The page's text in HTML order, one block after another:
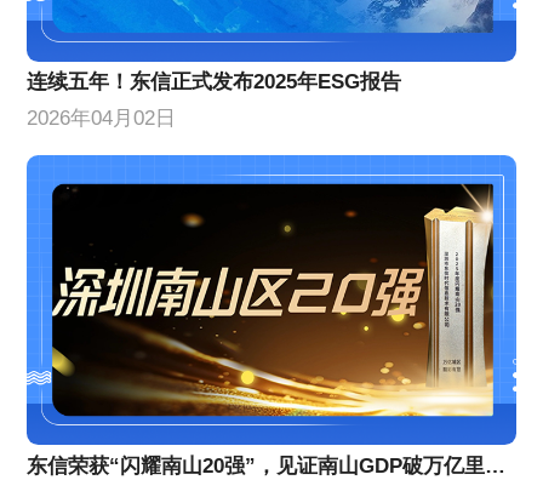
连续五年！东信正式发布2025年ESG报告
2026年04月02日
东信荣获“闪耀南山20强”，见证南山GDP破万亿里程碑！